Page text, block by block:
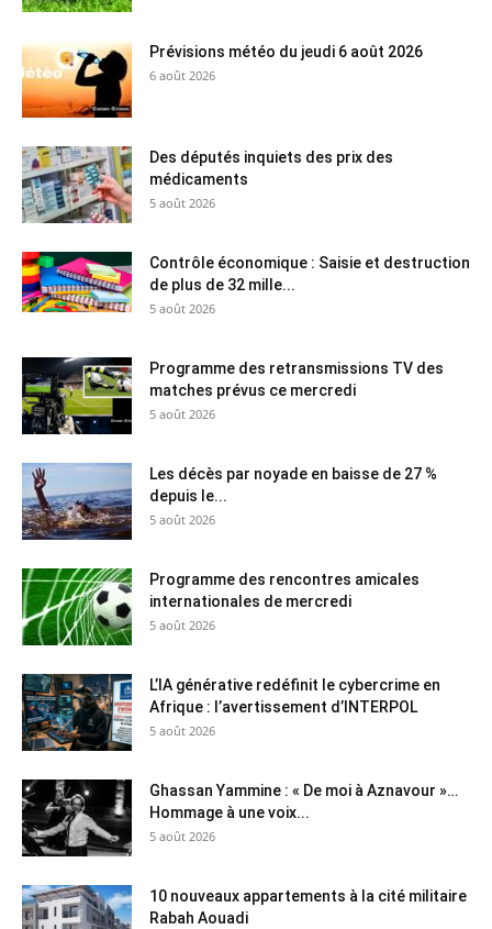
Prévisions météo du jeudi 6 août 2026
6 août 2026
Des députés inquiets des prix des
médicaments
5 août 2026
Contrôle économique : Saisie et destruction
de plus de 32 mille...
5 août 2026
Programme des retransmissions TV des
matches prévus ce mercredi
5 août 2026
Les décès par noyade en baisse de 27 %
depuis le...
5 août 2026
Programme des rencontres amicales
internationales de mercredi
5 août 2026
L’IA générative redéfinit le cybercrime en
Afrique : l’avertissement d’INTERPOL
5 août 2026
Ghassan Yammine : « De moi à Aznavour »…
Hommage à une voix...
5 août 2026
10 nouveaux appartements à la cité militaire
Rabah Aouadi